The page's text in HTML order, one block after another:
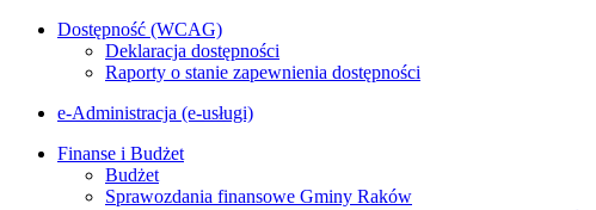
Dostępność (WCAG)
Deklaracja dostępności
Raporty o stanie zapewnienia dostępności
e-Administracja (e-usługi)
Finanse i Budżet
Budżet
Sprawozdania finansowe Gminy Raków